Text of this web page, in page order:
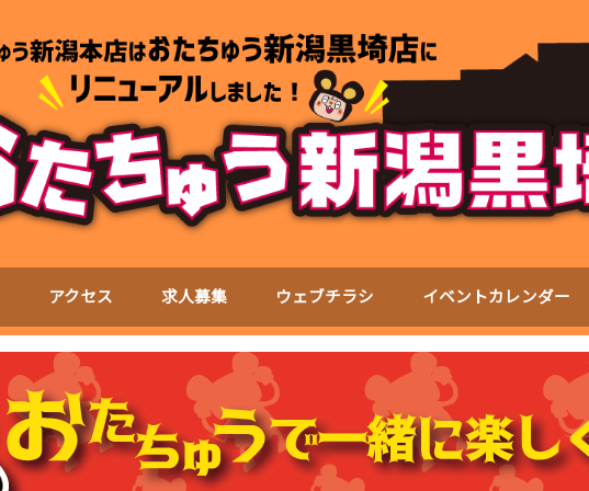
アクセス 求人募集 ウェブチラシ イベントカレンダー